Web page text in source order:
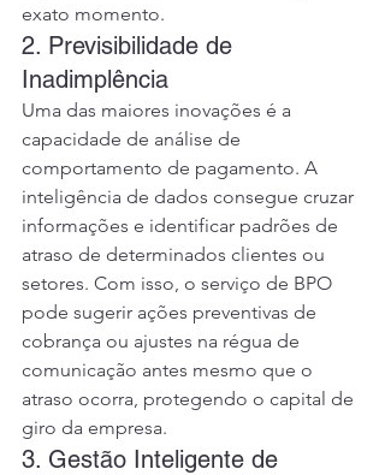
exato momento.
2. Previsibilidade de
Inadimplência
Uma das maiores inovações é a
capacidade de análise de
comportamento de pagamento. A
inteligência de dados consegue cruzar
informações e identificar padrões de
atraso de determinados clientes ou
setores. Com isso, o serviço de BPO
pode sugerir ações preventivas de
cobrança ou ajustes na régua de
comunicação antes mesmo que o
atraso ocorra, protegendo o capital de
giro da empresa.
3. Gestão Inteligente de